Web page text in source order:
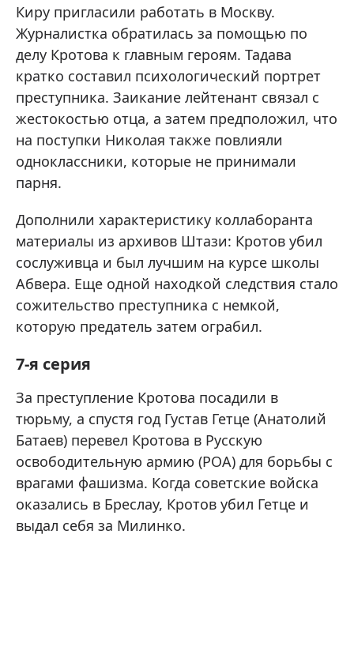
Киру пригласили работать в Москву.
Журналистка обратилась за помощью по
делу Кротова к главным героям. Тадава
кратко составил психологический портрет
преступника. Заикание лейтенант связал с
жестокостью отца, а затем предположил, что
на поступки Николая также повлияли
одноклассники, которые не принимали
парня.
Дополнили характеристику коллаборанта
материалы из архивов Штази: Кротов убил
сослуживца и был лучшим на курсе школы
Абвера. Еще одной находкой следствия стало
сожительство преступника с немкой,
которую предатель затем ограбил.
7-я серия
За преступление Кротова посадили в
тюрьму, а спустя год Густав Гетце (Анатолий
Батаев) перевел Кротова в Русскую
освободительную армию (РОА) для борьбы с
врагами фашизма. Когда советские войска
оказались в Бреслау, Кротов убил Гетце и
выдал себя за Милинко.